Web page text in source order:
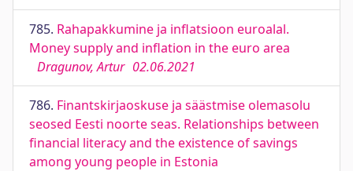
785. Rahapakkumine ja inflatsioon euroalal.
Money supply and inflation in the euro area
Dragunov, Artur 02.06.2021
786. Finantskirjaoskuse ja säästmise olemasolu
seosed Eesti noorte seas. Relationships between
financial literacy and the existence of savings
among young people in Estonia